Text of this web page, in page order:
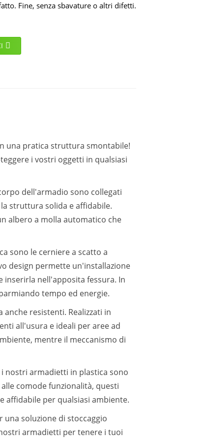
Fine, senza sbavature o altri difetti.
una pratica struttura smontabile!
i vostri oggetti in qualsiasi
dell'armadio sono collegati
struttura solida e affidabile.
albero a molla automatico che
sono le cerniere a scatto a
design permette un'installazione
nell'apposita fessura. In
tempo ed energie.
resistenti. Realizzati in
all'usura e ideali per aree ad
mentre il meccanismo di
nostri armadietti in plastica sono
comode funzionalità, questi
affidabile per qualsiasi ambiente.
soluzione di stoccaggio
armadietti per tenere i tuoi